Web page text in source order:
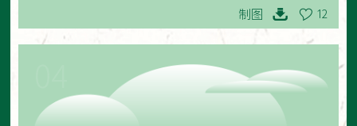
制图 12